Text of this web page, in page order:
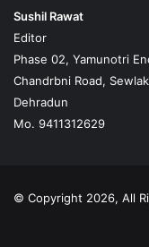
Sushil Rawat
Editor
Phase 02, Yamunotri
Chandrbni Road,
Dehradun
Mo. 9411312629
© Copyright 2026, All